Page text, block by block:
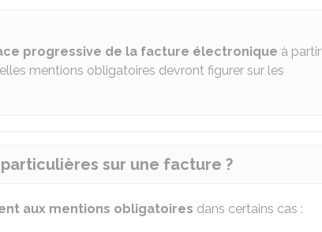
progressive de la facture électronique à partir
mentions obligatoires devront figurer sur les
sur une facture ?
aux mentions obligatoires dans certains cas :